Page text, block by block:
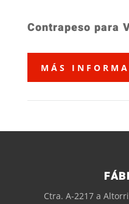
Contrapeso para
MÁS
Ctra. A-2217 a